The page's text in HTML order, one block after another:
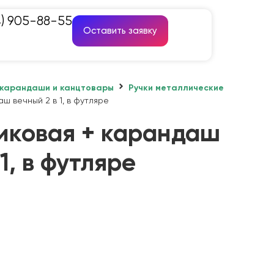
905-88-55
Оставить заявку
и канцтовары
Ручки металлические
вечный 2 в 1, в футляре
+ карандаш
в футляре